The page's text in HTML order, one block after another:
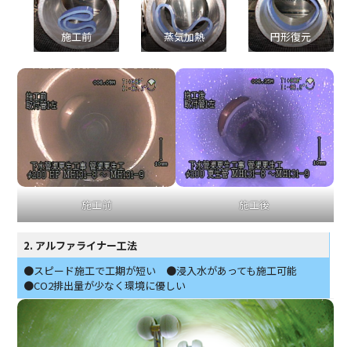
施工前 蒸気加熱 円形復元
施工前 施工後
2. アルファライナー工法
●スピード施工で工期が短い ●浸入水があっても施工可能
●CO2排出量が少なく環境に優しい